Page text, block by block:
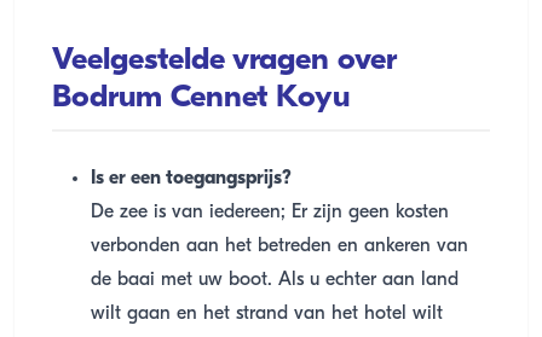
Veelgestelde vragen over
Bodrum Cennet Koyu
Is er een toegangsprijs?
De zee is van iedereen; Er zijn geen kosten
verbonden aan het betreden en ankeren van
de baai met uw boot. Als u echter aan land
wilt gaan en het strand van het hotel wilt